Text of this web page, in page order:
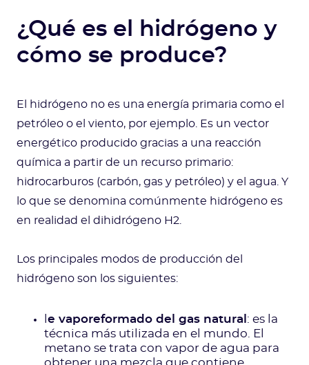
¿Qué es el hidrógeno y
cómo se produce?
El hidrógeno no es una energía primaria como el
petróleo o el viento, por ejemplo. Es un vector
energético producido gracias a una reacción
química a partir de un recurso primario:
hidrocarburos (carbón, gas y petróleo) y el agua. Y
lo que se denomina comúnmente hidrógeno es
en realidad el dihidrógeno H2.
Los principales modos de producción del
hidrógeno son los siguientes:
e vaporeformado del gas natural : es la
técnica más utilizada en el mundo. El
metano se trata con vapor de agua para